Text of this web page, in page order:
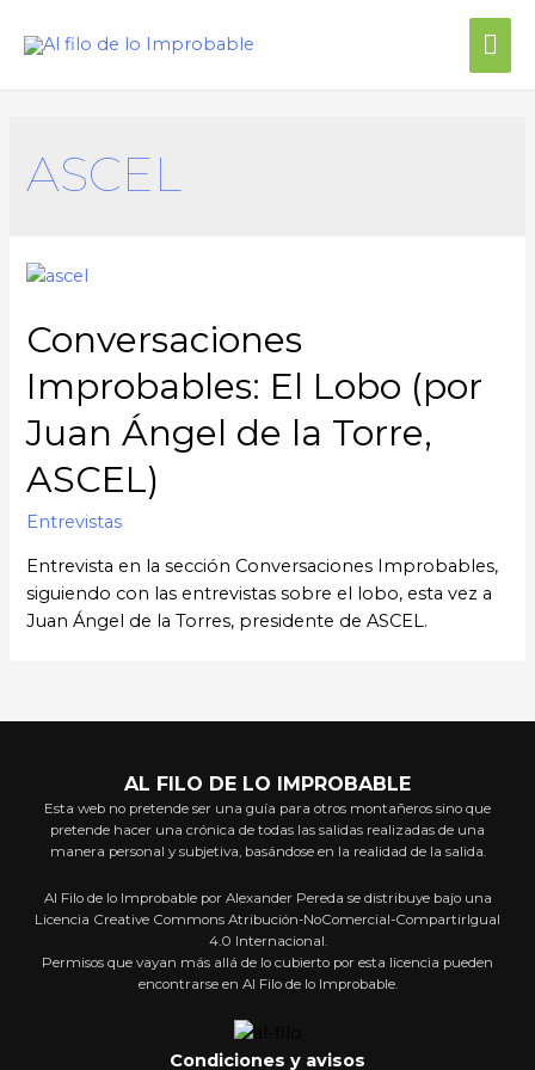
ASCEL
Conversaciones
Improbables: El Lobo (por
Juan Ángel de la Torre,
ASCEL)
Entrevistas
Entrevista en la sección Conversaciones Improbables,
siguiendo con las entrevistas sobre el lobo, esta vez a
Juan Ángel de la Torres, presidente de ASCEL.
AL FILO DE LO IMPROBABLE
Esta web no pretende ser una guía para otros montañeros sino que
pretende hacer una crónica de todas las salidas realizadas de una
manera personal y subjetiva, basándose en la realidad de la salida.
Al Filo de lo Improbable por Alexander Pereda se distribuye bajo una
Licencia Creative Commons Atribución-NoComercial-CompartirIgual
4.0 Internacional.
Permisos que vayan más allá de lo cubierto por esta licencia pueden
encontrarse en Al Filo de lo Improbable.
Condiciones y avisos